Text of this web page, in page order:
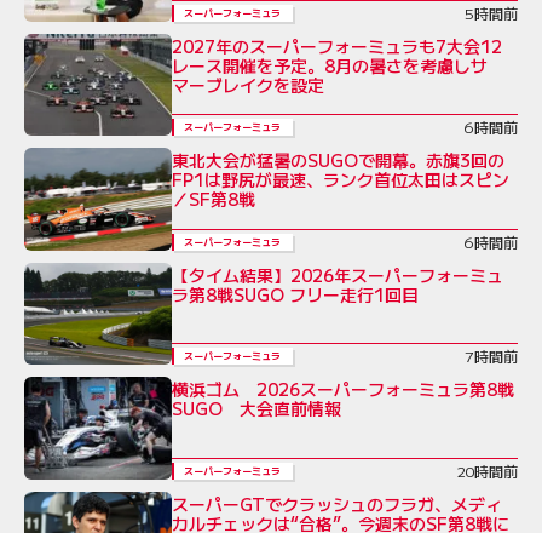
スーパーフォーミュラ 5時間前
2027年のスーパーフォーミュラも7大会12
レース開催を予定。8月の暑さを考慮しサ
マーブレイクを設定
スーパーフォーミュラ 6時間前
東北大会が猛暑のSUGOで開幕。赤旗3回の
FP1は野尻が最速、ランク首位太田はスピン
／SF第8戦
スーパーフォーミュラ 6時間前
【タイム結果】2026年スーパーフォーミュ
ラ第8戦SUGO フリー走行1回目
スーパーフォーミュラ 7時間前
横浜ゴム 2026スーパーフォーミュラ第8戦
SUGO 大会直前情報
スーパーフォーミュラ 20時間前
スーパーGTでクラッシュのフラガ、メディ
カルチェックは“合格”。今週末のSF第8戦に